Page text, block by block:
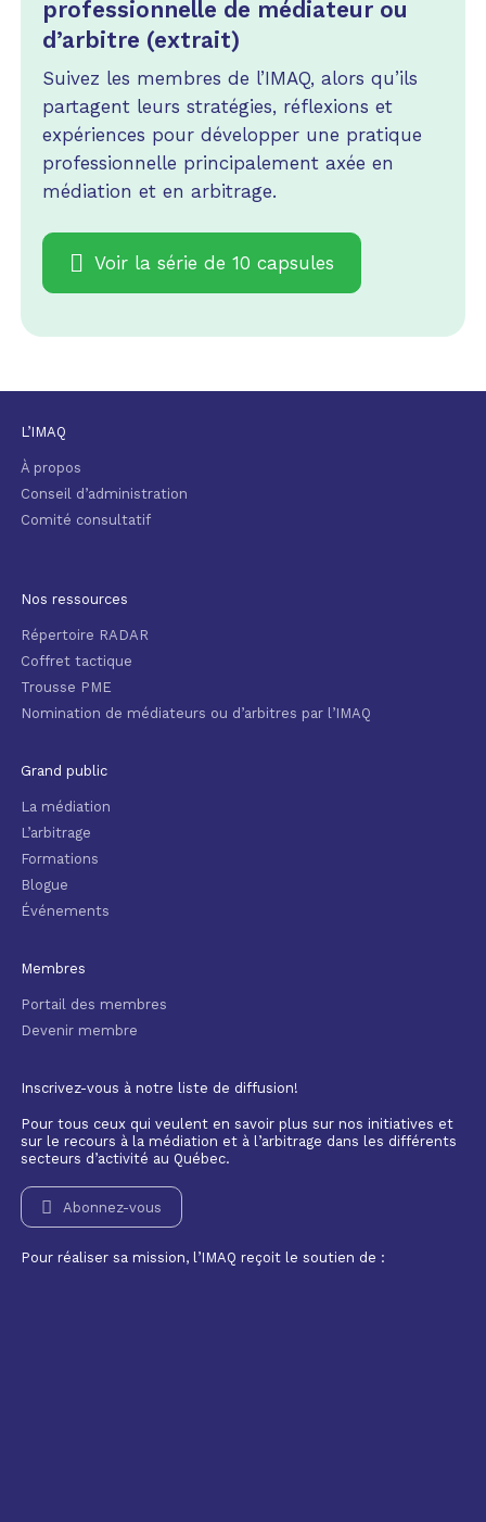
professionnelle de médiateur ou
d’arbitre (extrait)
Suivez les membres de l’IMAQ, alors qu’ils
partagent leurs stratégies, réflexions et
expériences pour développer une pratique
professionnelle principalement axée en
médiation et en arbitrage.
Voir la série de 10 capsules
L’IMAQ
À propos
Conseil d’administration
Comité consultatif
Nos ressources
Répertoire RADAR
Coffret tactique
Trousse PME
Nomination de médiateurs ou d’arbitres par l’IMAQ
Grand public
La médiation
L’arbitrage
Formations
Blogue
Événements
Membres
Portail des membres
Devenir membre
Inscrivez-vous à notre liste de diffusion!
Pour tous ceux qui veulent en savoir plus sur nos initiatives et
sur le recours à la médiation et à l’arbitrage dans les différents
secteurs d’activité au Québec.
Abonnez-vous
Pour réaliser sa mission, l’IMAQ reçoit le soutien de :